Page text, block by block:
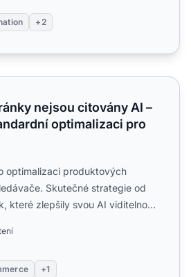
+2
citovány AI – co chybí ve
nejsou citovány AI –
optimalizaci pro
optimalizaci produktových
Skutečné strategie od
které zlepšily svou AI viditelnost
+1